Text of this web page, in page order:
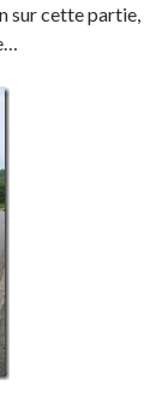
sur cette partie,